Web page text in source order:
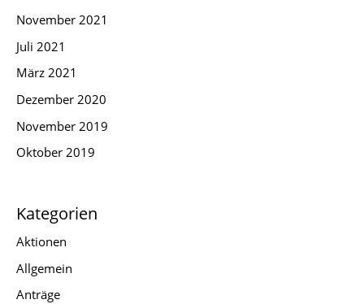
November 2021
Juli 2021
März 2021
Dezember 2020
November 2019
Oktober 2019
Kategorien
Aktionen
Allgemein
Anträge